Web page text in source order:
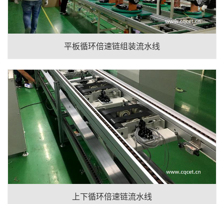
平板循环倍速链组装流水线
上下循环倍速链流水线